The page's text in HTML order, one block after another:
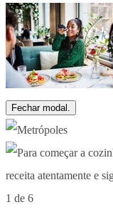
Fechar modal.
1 de 6